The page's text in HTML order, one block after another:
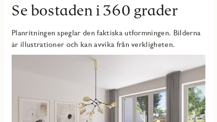
Se bostaden i 360 grader
Planritningen speglar den faktiska utformningen. Bilderna
är illustrationer och kan avvika från verkligheten.